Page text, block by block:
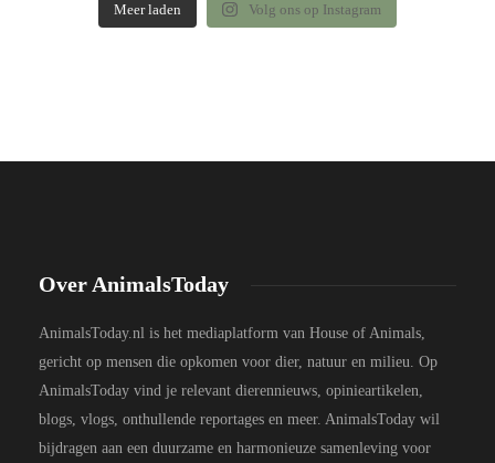
Meer laden Volg ons op Instagram
Over AnimalsToday
AnimalsToday.nl is het mediaplatform van House of Animals,
gericht op mensen die opkomen voor dier, natuur en milieu. Op
AnimalsToday vind je relevant dierennieuws, opinieartikelen,
blogs, vlogs, onthullende reportages en meer. AnimalsToday wil
bijdragen aan een duurzame en harmonieuze samenleving voor